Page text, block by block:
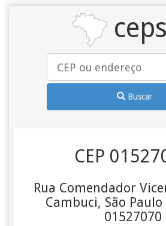
Buscar
CEP
Rua Comendador
Cambuci, São Paulo
01527070